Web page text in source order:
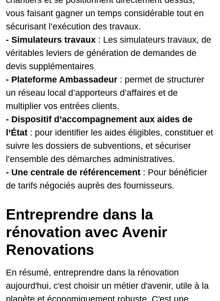
vous faisant gagner un temps considérable tout en
sécurisant l’exécution des travaux.
- Simulateurs travaux : Les simulateurs travaux, de
véritables leviers de génération de demandes de
devis supplémentaires
- Plateforme Ambassadeur : permet de structurer
un réseau local d’apporteurs d’affaires et de
multiplier vos entrées clients.
- Dispositif d’accompagnement aux aides de
l’État : pour identifier les aides éligibles, constituer et
suivre les dossiers de subventions, et sécuriser
l’ensemble des démarches administratives.
- Une centrale de référencement : Pour bénéficier
de tarifs négociés auprès des fournisseurs.
Entreprendre dans la
rénovation avec Avenir
Renovations
En résumé, entreprendre dans la rénovation
aujourd'hui, c'est choisir un métier d'avenir, utile à la
planète et économiquement robuste. C'est une